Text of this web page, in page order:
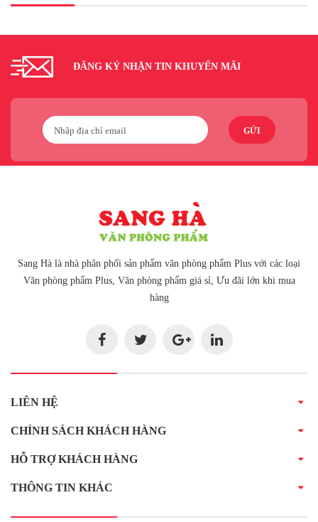
ĐĂNG KÝ NHẬN TIN KHUYẾN MÃI
GỬI
Sang Hà là nhà phân phối sản phẩm văn phòng phẩm Plus với các loại
Văn phòng phẩm Plus, Văn phòng phẩm giá sỉ, Ưu đãi lớn khi mua
hàng
LIÊN HỆ
CHÍNH SÁCH KHÁCH HÀNG
HỖ TRỢ KHÁCH HÀNG
THÔNG TIN KHÁC